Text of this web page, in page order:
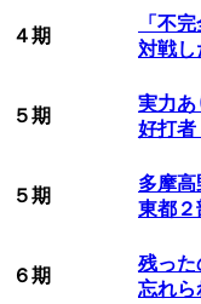
４期
「不
対戦し
５期
実力
好打者
５期
多摩
東都２
６期
残った
忘れ